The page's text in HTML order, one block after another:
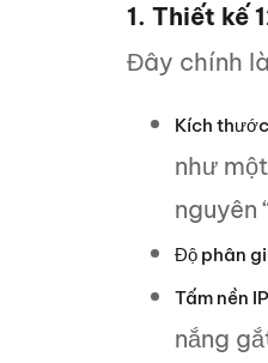
1. Thiết kế
Đây chính
Kích
như
nguyên
Độ phân
Tấm nền
nắng